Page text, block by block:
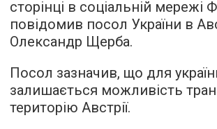
сторінці в соціальній мережі
повідомив посол України в
Олександр Щерба.
Посол зазначив, що для
залишається можливість
територію Австрії.